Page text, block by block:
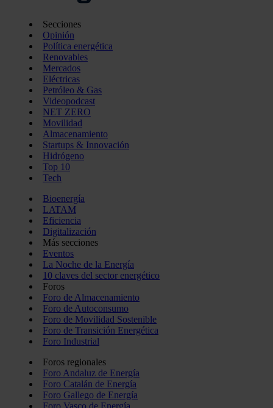
Secciones
Opinión
Política energética
Renovables
Mercados
Eléctricas
Petróleo & Gas
Videopodcast
NET ZERO
Movilidad
Almacenamiento
Startups & Innovación
Hidrógeno
Top 10
Tech
Bioenergía
LATAM
Eficiencia
Digitalización
Más secciones
Eventos
La Noche de la Energía
10 claves del sector energético
Foros
Foro de Almacenamiento
Foro de Autoconsumo
Foro de Movilidad Sostenible
Foro de Transición Energética
Foro Industrial
Foros regionales
Foro Andaluz de Energía
Foro Catalán de Energía
Foro Gallego de Energía